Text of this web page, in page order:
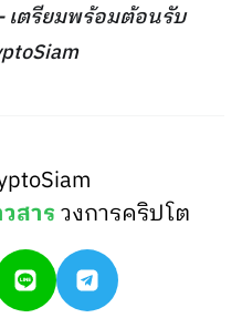
เตรียมพร้อมต้อนรับ
สารวงการคริปโต